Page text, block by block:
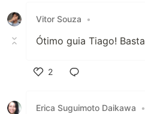
Vitor Souza
•
Ótimo guia Tiago!
2
Erica Suguimoto Daikawa
•